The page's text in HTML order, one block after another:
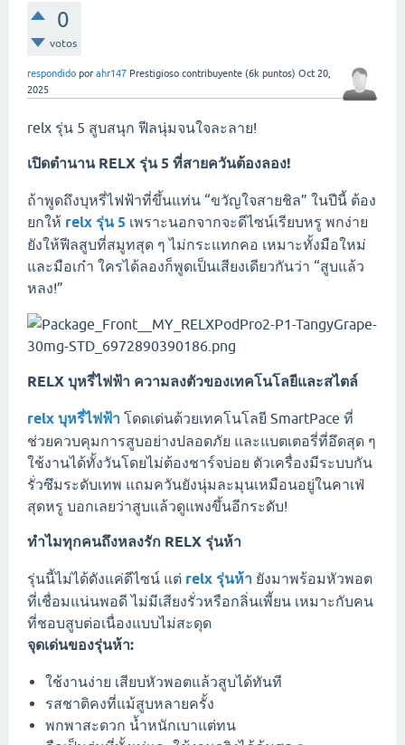
0
votos
respondido por ahr147 Prestigioso contribuyente (6k puntos) Oct 20,
2025
relx รุ่น 5 สูบสนุก ฟีลนุ่มจนใจละลาย!
เปิดตำนาน RELX รุ่น 5 ที่สายควันต้องลอง!
ถ้าพูดถึงบุหรี่ไฟฟ้าที่ขึ้นแท่น “ขวัญใจสายชิล” ในปีนี้ ต้อง
ยกให้ relx รุ่น 5 เพราะนอกจากจะดีไซน์เรียบหรู พกง่าย
ยังให้ฟีลสูบที่สมูทสุด ๆ ไม่กระแทกคอ เหมาะทั้งมือใหม่
และมือเก๋า ใครได้ลองก็พูดเป็นเสียงเดียวกันว่า “สูบแล้ว
หลง!”
RELX บุหรี่ไฟฟ้า ความลงตัวของเทคโนโลยีและสไตล์
relx บุหรี่ไฟฟ้า โดดเด่นด้วยเทคโนโลยี SmartPace ที่
ช่วยควบคุมการสูบอย่างปลอดภัย และแบตเตอรี่ที่อึดสุด ๆ
ใช้งานได้ทั้งวันโดยไม่ต้องชาร์จบ่อย ตัวเครื่องมีระบบกัน
รั่วซึมระดับเทพ แถมควันยังนุ่มละมุนเหมือนอยู่ในคาเฟ่
สุดหรู บอกเลยว่าสูบแล้วดูแพงขึ้นอีกระดับ!
ทำไมทุกคนถึงหลงรัก RELX รุ่นห้า
รุ่นนี้ไม่ได้ดังแค่ดีไซน์ แต่ relx รุ่นห้า ยังมาพร้อมหัวพอต
ที่เชื่อมแน่นพอดี ไม่มีเสียงรั่วหรือกลิ่นเพี้ยน เหมาะกับคน
ที่ชอบสูบต่อเนื่องแบบไม่สะดุด
จุดเด่นของรุ่นห้า:
ใช้งานง่าย เสียบหัวพอตแล้วสูบได้ทันที
รสชาติคงที่แม้สูบหลายครั้ง
พกพาสะดวก น้ำหนักเบาแต่ทน